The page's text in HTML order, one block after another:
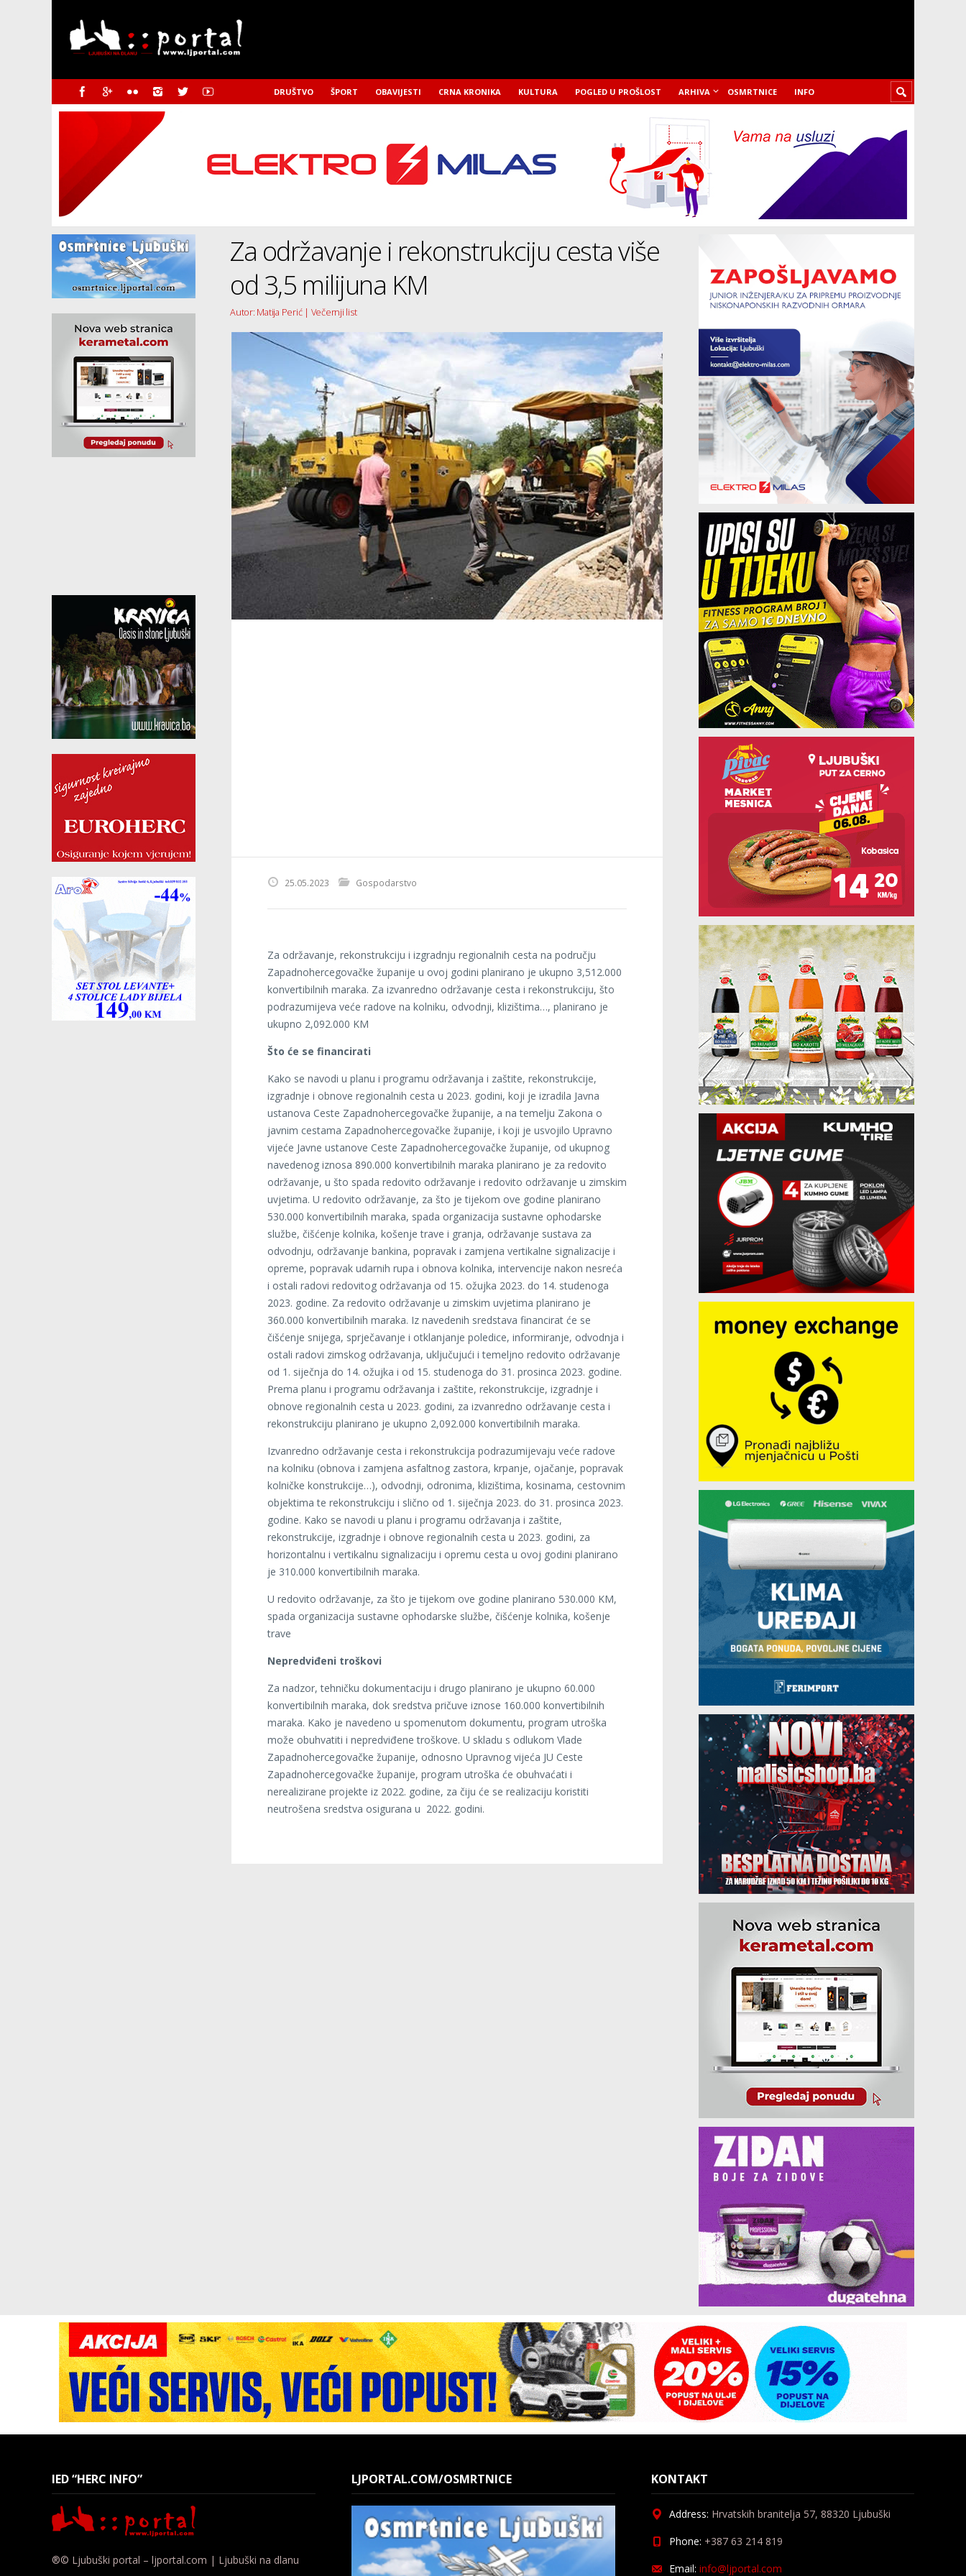
DRUŠTVO ŠPORT OBAVIJESTI CRNA KRONIKA KULTURA POGLED U PROŠLOST ARHIVA OSMRTNICE INFO
Za održavanje i rekonstrukciju cesta više
od 3,5 milijuna KM
Autor: Matija Perić | Večernji list
25.05.2023 Gospodarstvo
Za održavanje, rekonstrukciju i izgradnju regionalnih cesta na području
Zapadnohercegovačke županije u ovoj godini planirano je ukupno 3,512.000
konvertibilnih maraka. Za izvanredno održavanje cesta i rekonstrukciju, što
podrazumijeva veće radove na kolniku, odvodnji, klizištima…, planirano je
ukupno 2,092.000 KM
Što će se financirati
Kako se navodi u planu i programu održavanja i zaštite, rekonstrukcije,
izgradnje i obnove regionalnih cesta u 2023. godini, koji je izradila Javna
ustanova Ceste Zapadnohercegovačke županije, a na temelju Zakona o
javnim cestama Zapadnohercegovačke županije, i koji je usvojilo Upravno
vijeće Javne ustanove Ceste Zapadnohercegovačke županije, od ukupnog
navedenog iznosa 890.000 konvertibilnih maraka planirano je za redovito
održavanje, u što spada redovito održavanje i redovito održavanje u zimskim
uvjetima. U redovito održavanje, za što je tijekom ove godine planirano
530.000 konvertibilnih maraka, spada organizacija sustavne ophodarske
službe, čišćenje kolnika, košenje trave i granja, održavanje sustava za
odvodnju, održavanje bankina, popravak i zamjena vertikalne signalizacije i
opreme, popravak udarnih rupa i obnova kolnika, intervencije nakon nesreća
i ostali radovi redovitog održavanja od 15. ožujka 2023. do 14. studenoga
2023. godine. Za redovito održavanje u zimskim uvjetima planirano je
360.000 konvertibilnih maraka. Iz navedenih sredstava financirat će se
čišćenje snijega, sprječavanje i otklanjanje poledice, informiranje, odvodnja i
ostali radovi zimskog održavanja, uključujući i temeljno redovito održavanje
od 1. siječnja do 14. ožujka i od 15. studenoga do 31. prosinca 2023. godine.
Prema planu i programu održavanja i zaštite, rekonstrukcije, izgradnje i
obnove regionalnih cesta u 2023. godini, za izvanredno održavanje cesta i
rekonstrukciju planirano je ukupno 2,092.000 konvertibilnih maraka.
Izvanredno održavanje cesta i rekonstrukcija podrazumijevaju veće radove
na kolniku (obnova i zamjena asfaltnog zastora, krpanje, ojačanje, popravak
kolničke konstrukcije…), odvodnji, odronima, klizištima, kosinama, cestovnim
objektima te rekonstrukciju i slično od 1. siječnja 2023. do 31. prosinca 2023.
godine. Kako se navodi u planu i programu održavanja i zaštite,
rekonstrukcije, izgradnje i obnove regionalnih cesta u 2023. godini, za
horizontalnu i vertikalnu signalizaciju i opremu cesta u ovoj godini planirano
je 310.000 konvertibilnih maraka.
U redovito održavanje, za što je tijekom ove godine planirano 530.000 KM,
spada organizacija sustavne ophodarske službe, čišćenje kolnika, košenje
trave
Nepredviđeni troškovi
Za nadzor, tehničku dokumentaciju i drugo planirano je ukupno 60.000
konvertibilnih maraka, dok sredstva pričuve iznose 160.000 konvertibilnih
maraka. Kako je navedeno u spomenutom dokumentu, program utroška
može obuhvatiti i nepredviđene troškove. U skladu s odlukom Vlade
Zapadnohercegovačke županije, odnosno Upravnog vijeća JU Ceste
Zapadnohercegovačke županije, program utroška će obuhvaćati i
nerealizirane projekte iz 2022. godine, za čiju će se realizaciju koristiti
neutrošena sredstva osigurana u 2022. godini.
IED “HERC INFO”
®© Ljubuški portal – ljportal.com | Ljubuški na dlanu
LJPORTAL.COM/OSMRTNICE KONTAKT
Address: Hrvatskih branitelja 57, 88320 Ljubuški
Phone: +387 63 214 819
Email: info@ljportal.com